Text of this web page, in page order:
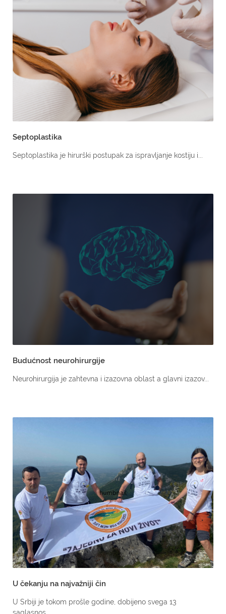
Septoplastika
Septoplastika je hirurški postupak za ispravljanje kostiju i...
Budućnost neurohirurgije
Neurohirurgija je zahtevna i izazovna oblast a glavni izazov...
U čekanju na najvažniji čin
U Srbiji je tokom prošle godine, dobijeno svega 13